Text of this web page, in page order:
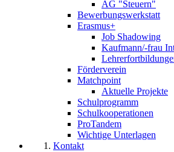
AG "Steuern"
Bewerbungswerkstatt
Erasmus+
Job Shadowing
Kaufmann/-frau
Förderverein
Matchpoint
Aktuelle Projekte
Schulprogramm
Schulkooperationen
ProTandem
Wichtige Unterlagen
Kontakt